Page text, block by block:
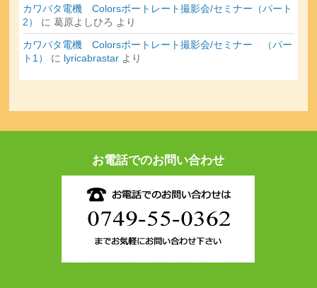
カワバタ電機 Colorsポートレート撮影会/セミナー（パート
2）
に葛原よしひろ より
カワバタ電機 Colorsポートレート撮影会/セミナー （パー
ト1）
に lyricabrastar より
お電話でのお問い合わせ